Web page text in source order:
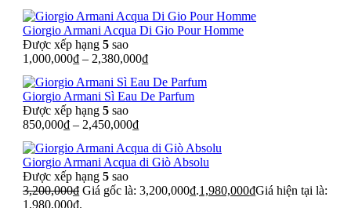
Giorgio Armani Acqua Di Gio Pour Homme
Được xếp hạng 5 sao
1,000,000₫ – 2,380,000₫
Giorgio Armani Sì Eau De Parfum
Được xếp hạng 5 sao
850,000₫ – 2,450,000₫
Giorgio Armani Acqua di Giò Absolu
Được xếp hạng 5 sao
3,200,000₫ Giá gốc là: 3,200,000₫.1,980,000₫Giá hiện tại là:
1,980,000₫.